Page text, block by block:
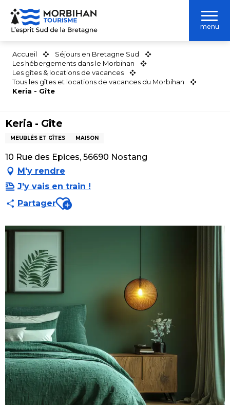
Aller
contenu
menu
Accueil
Séjours en Bretagne Sud
Les hébergements dans le Morbihan
Les gîtes & locations de vacances
Tous les gîtes et locations de vacances du Morbihan
Keria - Gîte
Keria - Gîte
MEUBLÉS ET GÎTES MAISON
10 Rue des Epices, 56690 Nostang
M'y rendre
J'y vais en train !
PartagerAjouter aux favoris